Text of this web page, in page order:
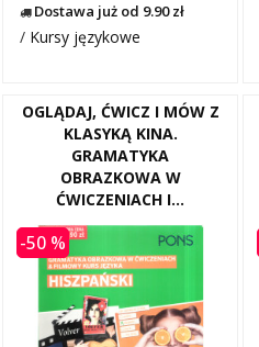
Dostawa już od 9.90 zł
/ Kursy językowe
OGLĄDAJ, ĆWICZ I MÓW Z
KLASYKĄ KINA.
GRAMATYKA
OBRAZKOWA W
ĆWICZENIACH I...
-50 %